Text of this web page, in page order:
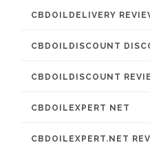
CBDOILDELIVERY
CBDOILDISCOUNT
CBDOILDISCOUNT
CBDOILEXPERT NET
CBDOILEXPERT.NET